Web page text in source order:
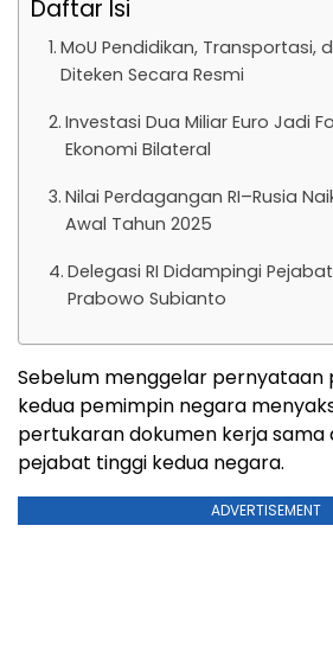
Daftar Isi
MoU Pendidikan, Transportasi,
Diteken Secara Resmi
Investasi Dua Miliar Euro Jadi
Ekonomi Bilateral
Nilai Perdagangan RI–Rusia
Awal Tahun 2025
Delegasi RI Didampingi
Prabowo Subianto
Sebelum menggelar pernyataan
kedua pemimpin negara
pertukaran dokumen kerja
pejabat tinggi kedua negara.
ADVERTISEMENT